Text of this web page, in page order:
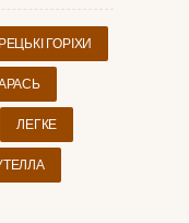
ГОРІХИ
ЛЕГКЕ